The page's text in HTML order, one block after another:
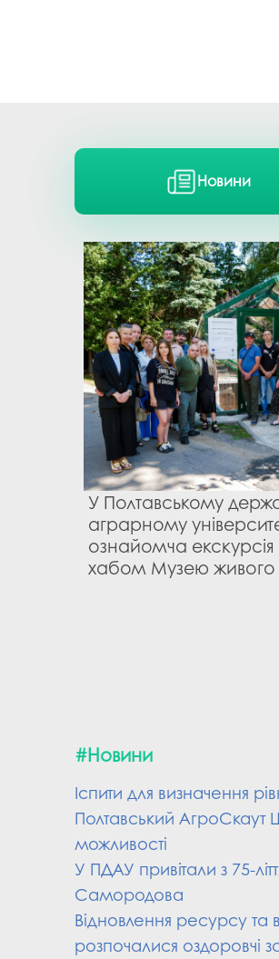
Новини
У Полтавському
аграрному
ознайомча
хабом Музею живого
#Новини
Іспити для визначення
Полтавський АгроСкаут
можливості
У ПДАУ привітали з 75-
Самородова
Відновлення ресурсу
розпочалися оздоровчі